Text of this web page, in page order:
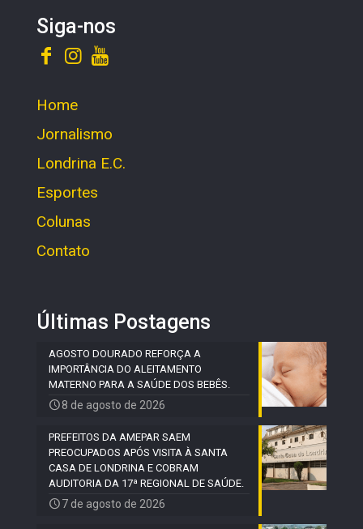
Siga-nos
Home
Jornalismo
Londrina E.C.
Esportes
Colunas
Contato
Últimas Postagens
AGOSTO DOURADO REFORÇA A
IMPORTÂNCIA DO ALEITAMENTO
MATERNO PARA A SAÚDE DOS BEBÊS.
8 de agosto de 2026
PREFEITOS DA AMEPAR SAEM
PREOCUPADOS APÓS VISITA À SANTA
CASA DE LONDRINA E COBRAM
AUDITORIA DA 17ª REGIONAL DE SAÚDE.
7 de agosto de 2026